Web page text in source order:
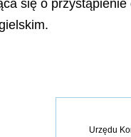
się o przystąpienie
Urzędu